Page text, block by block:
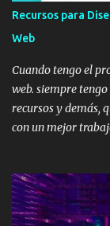
Recursos para
Web
Cuando tengo el
web. siempre
recursos y demás,
con un mejor
utilizar, además de
empezando.